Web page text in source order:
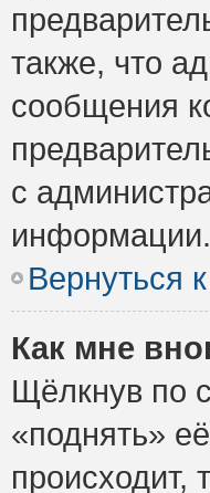
также, что
сообщения
с
информации.
Вернуться
Как мне
Щёлкнув по
«поднять»
происходит,